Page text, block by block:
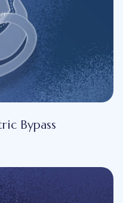
Bypass